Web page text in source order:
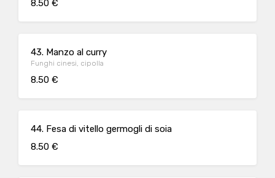
8.50 €
43. Manzo al curry
Funghi cinesi, cipolla
8.50 €
44. Fesa di vitello germogli di soia
8.50 €